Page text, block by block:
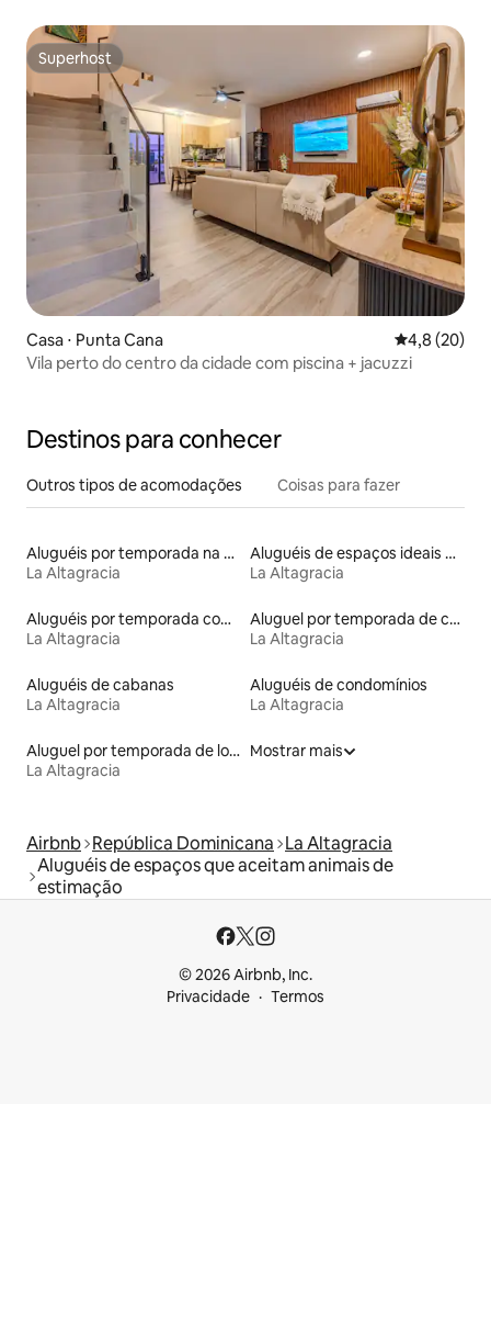
Superhost
Superhost
Casa ⋅ Punta Cana 4,8 de uma
4,8 (20)
Vila perto do centro da cidade com piscina + jacuzzi
Destinos para conhecer
Outros tipos de acomodações Coisas para fazer
Aluguéis por temporada na orla
La Altagracia
Aluguéis de espaços ideais para famílias
La Altagracia
Aluguéis por temporada com acesso à praia
La Altagracia
Aluguel por temporada de casas de veraneio
La Altagracia
Aluguéis de cabanas
La Altagracia
Aluguéis de condomínios
La Altagracia
Aluguel por temporada de lofts
La Altagracia
Mostrar mais
Airbnb República Dominicana La Altagracia
Aluguéis de espaços que aceitam animais de
estimação
© 2026 Airbnb, Inc.
Privacidade
Termos